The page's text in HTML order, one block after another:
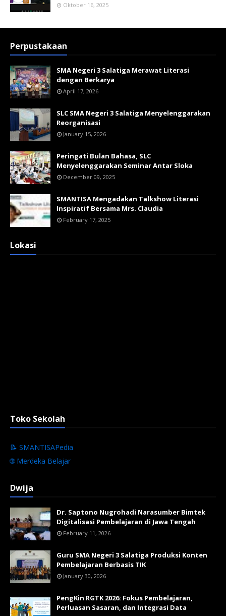
Oktober 16, 2025
Perpustakaan
SMA Negeri 3 Salatiga Merawat Literasi
dengan Berkarya
April 17, 2026
SLC SMA Negeri 3 Salatiga Menyelenggarakan
Reorganisasi
January 15, 2026
Peringati Bulan Bahasa, SLC
Menyelenggarakan Seminar Antar Sloka
December 09, 2025
SMANTISA Mengadakan Talkshow Literasi
Inspiratif Bersama Mrs. Claudia
February 17, 2025
Lokasi
Toko Sekolah
📝 SMANTISAPedia
🌐 Merdeka Belajar
Dwija
Dr. Saptono Nugrohadi Narasumber Bimtek
Digitalisasi Pembelajaran di Jawa Tengah
February 11, 2026
Guru SMA Negeri 3 Salatiga Produksi Konten
Pembelajaran Berbasis TIK
January 30, 2026
PengKin RGTK 2026: Fokus Pembelajaran,
Perluasan Sasaran, dan Integrasi Data